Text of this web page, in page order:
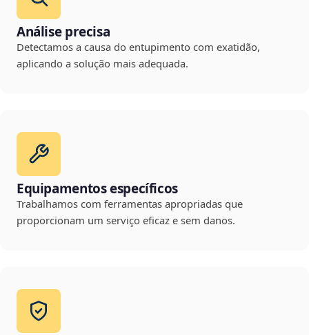
Análise precisa
Detectamos a causa do entupimento com exatidão,
aplicando a solução mais adequada.
Equipamentos específicos
Trabalhamos com ferramentas apropriadas que
proporcionam um serviço eficaz e sem danos.